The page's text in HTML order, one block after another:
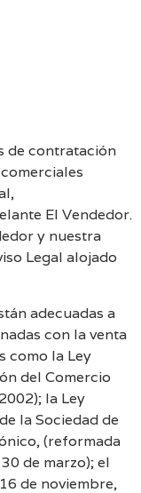
de contratación
El Vendedor.
y nuestra
Legal alojado
adecuadas a
con la venta
como la Ley
del Comercio
la Ley
la Sociedad de
(reformada
de marzo); el
de noviembre,